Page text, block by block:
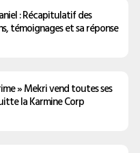
: Récapitulatif des
témoignages et sa réponse
» Mekri vend toutes ses
la Karmine Corp